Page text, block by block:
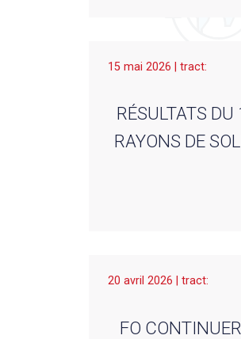
15 mai 2026 | tract:
RÉSULTATS
RAYONS DE
20 avril 2026 | tract:
FO